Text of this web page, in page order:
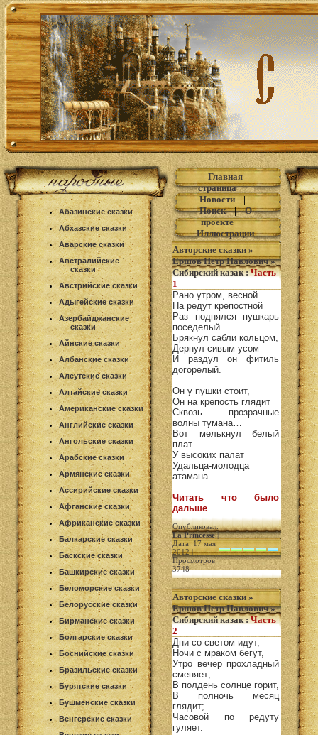
Абазинские сказки
Абхазские сказки
Аварские сказки
Австралийские
сказки
Австрийские сказки
Адыгейские сказки
Азербайджанские
сказки
Айнские сказки
Албанские сказки
Алеутские сказки
Алтайские сказки
Американские сказки
Английские сказки
Ангольские сказки
Арабские сказки
Армянские сказки
Ассирийские сказки
Афганские сказки
Африканские сказки
Балкарские сказки
Баскские сказки
Башкирские сказки
Беломорские сказки
Белорусские сказки
Бирманские сказки
Болгарские сказки
Боснийские сказки
Бразильские сказки
Бурятские сказки
Бушменские сказки
Венгерские сказки
Главная
страница|
Новости|
Поиск|О
проекте|
Иллюстрации
Авторские сказки »
Ершов Петр Павлович»
Сибирский казак:Часть
1
Рано утром, весной
На редут крепостной
Раз поднялся пушкарь
поседелый.
Брякнул сабли кольцом,
Дернул сивым усом
И раздул он фитиль
догорелый.
Он у пушки стоит,
Он на крепость глядит
Сквозь прозрачные
волны тумана…
Вот мелькнул белый
плат
У высоких палат
Удальца-молодца
атамана.
Читать что было
дальше
Опубликовал:
La Princesse|
Дата: 17 мая
2012 |
Просмотров:
3748
Авторские сказки »
Ершов Петр Павлович»
Сибирский казак:Часть
2
Дни со светом идут,
Ночи с мраком бегут,
Утро вечер прохладный
сменяет;
В полдень солнце горит,
В полночь месяц
глядит;
Часовой по редуту
гуляет.